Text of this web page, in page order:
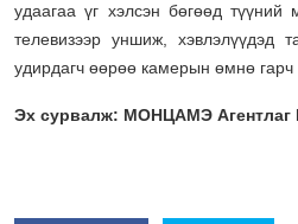
удаагаа үг хэлсэн бөгөөд түүний
телевизээр уншиж, хэвлэлүүдэд
удирдагч өөрөө камерын өмнө
Эх сурвалж: МОНЦАМЭ Агентлаг